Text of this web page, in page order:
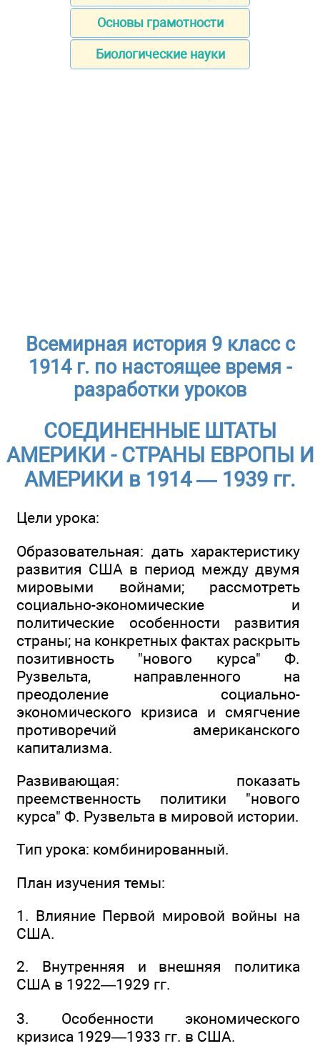
Основы грамотности
Биологические науки
Всемирная история 9 класс с
1914 г. по настоящее время -
разработки уроков
СОЕДИНЕННЫЕ ШТАТЫ
АМЕРИКИ - СТРАНЫ ЕВРОПЫ И
АМЕРИКИ в 1914 — 1939 гг.
Цели урока:
Образовательная: дать характеристику
развития США в период между двумя
мировыми войнами; рассмотреть
социально-экономические и
политические особенности развития
страны; на конкретных фактах раскрыть
позитивность "нового курса" Ф.
Рузвельта, направленного на
преодоление социально-
экономического кризиса и смягчение
противоречий американского
капитализма.
Развивающая: показать
преемственность политики "нового
курса" Ф. Рузвельта в мировой истории.
Тип урока: комбинированный.
План изучения темы:
1. Влияние Первой мировой войны на
США.
2. Внутренняя и внешняя политика
США в 1922—1929 гг.
3. Особенности экономического
кризиса 1929—1933 гг. в США.